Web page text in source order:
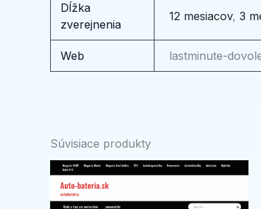
Dĺžka
zverejnenia
12 mesiacov,3
Web lastminute-
Súvisiace produkty
Price
range:
through
Tento
má